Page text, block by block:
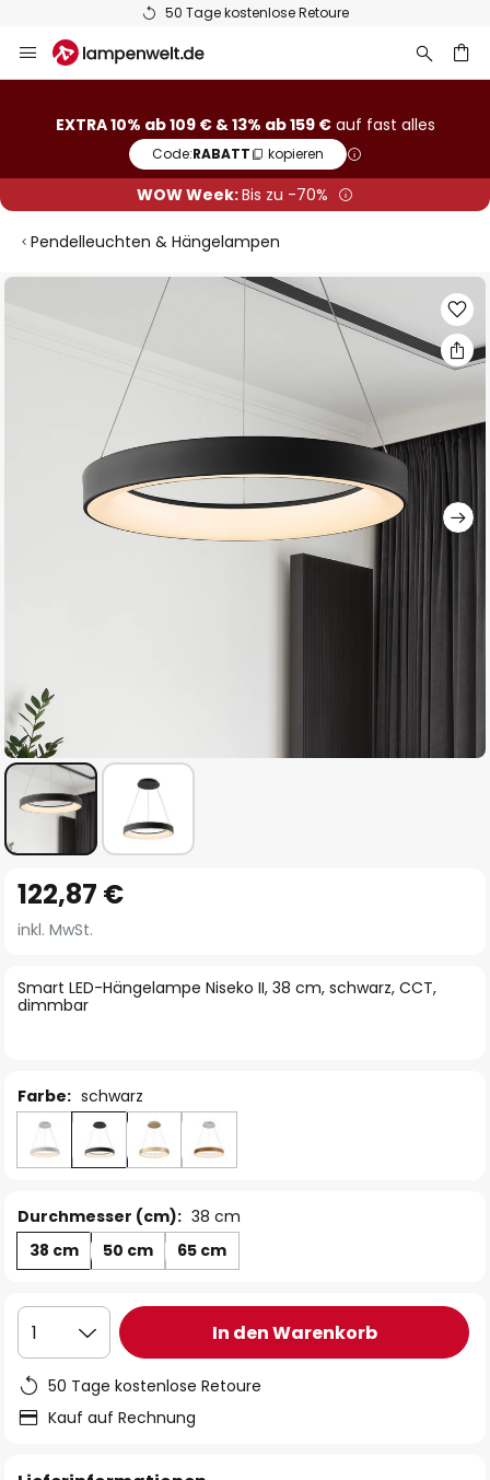
50 Tage kostenlose Retoure
Inhalt
EXTRA 10% ab 109 € & 13% ab 159 €auf fast alles
Code:RABATT kopieren
WOW Week:Bis zu -70%
Pendelleuchten & Hängelampen
Zum
Anfang
der
springen
Smart LED-Hängelampe Niseko II, 38 cm, schwarz, CCT,
dimmbar
122,87 €
inkl. MwSt.
Farbe: schwarz
Durchmesser (cm): 38 cm
38 cm
50 cm 65 cm
1 In den Warenkorb
50 Tage kostenlose Retoure
Kauf auf Rechnung